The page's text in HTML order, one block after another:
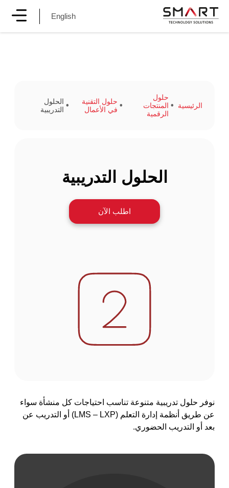
English
الرئيسية
حلول
المنتجات
الرقمية
حلول التقنية
في الأعمال
الحلول
التدريبية
الحلول التدريبية
اطلب الآن
نوفر حلول تدريبية متنوعة تناسب احتياجات كل منشأة سواء
عن طريق أنظمة إدارة التعلم (LMS – LXP) أو التدريب عن
بعد أو التدريب الحضوري.